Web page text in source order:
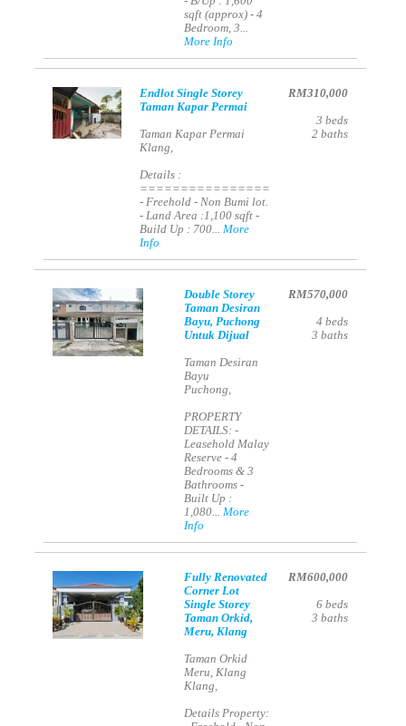
sqft (approx) - 4
Bedroom, 3...
More Info
Endlot Single Storey
Taman Kapar Permai
Taman Kapar Permai
Klang,
Details :
================
- Freehold - Non Bumi lot.
- Land Area :1,100 sqft -
Build Up : 700...More
Info
RM310,000
3 beds
2 baths
Double Storey
Taman Desiran
Bayu, Puchong
Untuk Dijual
Taman Desiran
Bayu
Puchong,
PROPERTY
DETAILS: -
Leasehold Malay
Reserve - 4
Bedrooms & 3
Bathrooms -
Built Up :
1,080...More
Info
RM570,000
4 beds
3 baths
Fully Renovated
Corner Lot
Single Storey
Taman Orkid,
Meru, Klang
Taman Orkid
Meru, Klang
Klang,
Details Property:
RM600,000
6 beds
3 baths